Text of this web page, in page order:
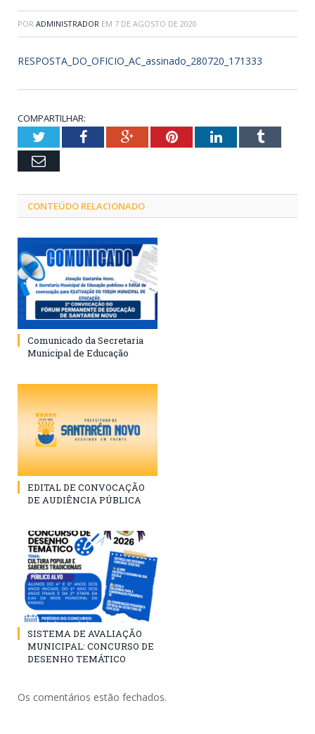
POR ADMINISTRADOR EM 7 DE AGOSTO DE 2020
RESPOSTA_DO_OFICIO_AC_assinado_280720_171333
COMPARTILHAR:
TwitterFacebookGoogle+PinterestLinkedInTumblr
Email
CONTEÚDO RELACIONADO
Comunicado da Secretaria
Municipal de Educação
EDITAL DE CONVOCAÇÃO
DE AUDIÊNCIA PÚBLICA
SISTEMA DE AVALIAÇÃO
MUNICIPAL: CONCURSO DE
DESENHO TEMÁTICO
Os comentários estão fechados.